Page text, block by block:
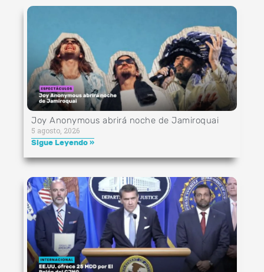
Joy Anonymous abrirá noche de Jamiroquai
5 agosto, 2026
Sigue Leyendo »